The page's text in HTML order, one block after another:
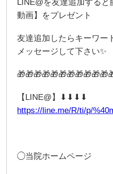
LINE@を友達追加する
動画】をプレゼント
友達追加したらキーワー
メッセージして下さい✨
【LINE@】⬇︎⬇︎⬇︎⬇︎
https://line.me/R/ti/p/
◯当院ホームページ